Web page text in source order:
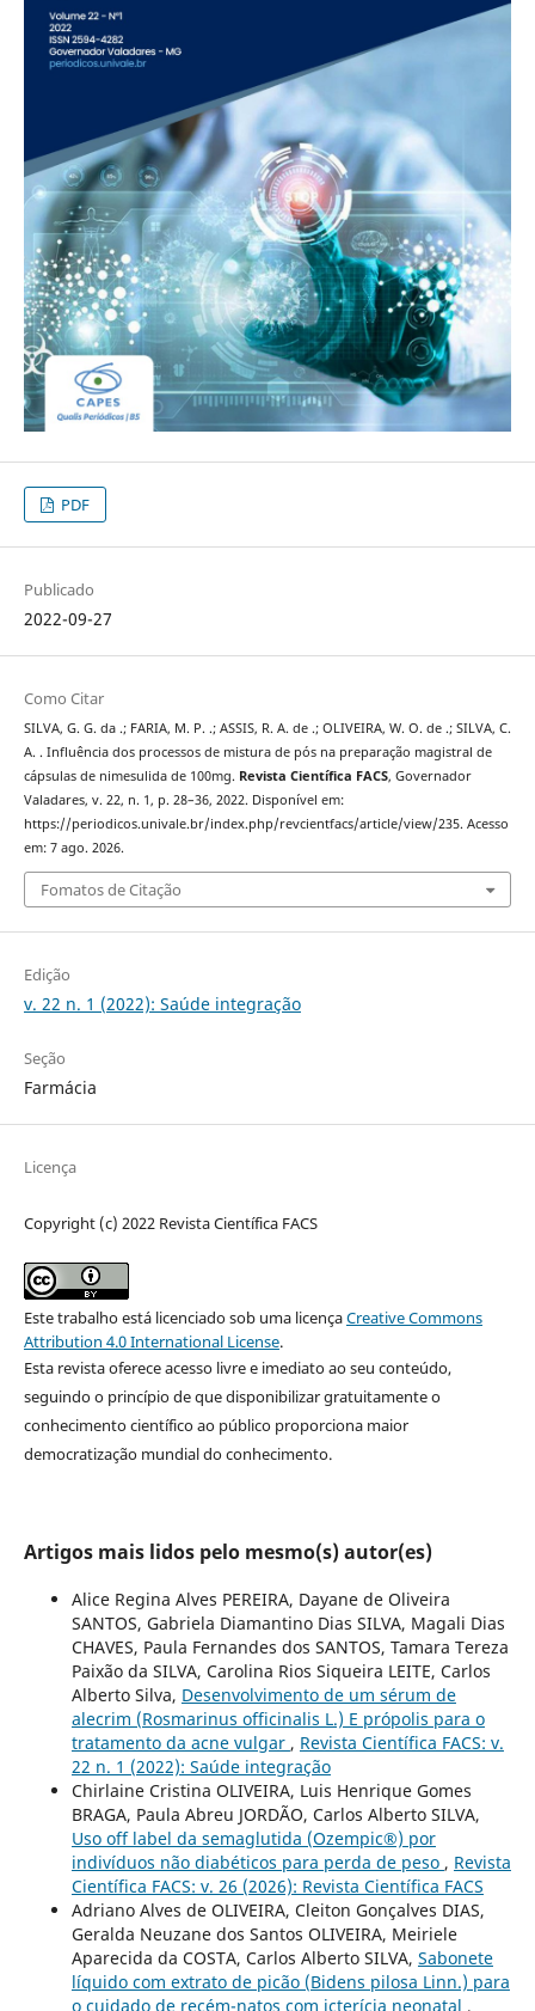
PDF
Publicado
2022-09-27
Como Citar
SILVA, G. G. da .; FARIA, M. P. .; ASSIS, R. A. de .; OLIVEIRA, W. O. de .; SILVA, C.
A. . Influência dos processos de mistura de pós na preparação magistral de
cápsulas de nimesulida de 100mg. Revista Científica FACS, Governador
Valadares, v. 22, n. 1, p. 28–36, 2022. Disponível em:
https://periodicos.univale.br/index.php/revcientfacs/article/view/235. Acesso
em: 7 ago. 2026.
Fomatos de Citação
Edição
v. 22 n. 1 (2022): Saúde integração
Seção
Farmácia
Licença
Copyright (c) 2022 Revista Científica FACS
Este trabalho está licenciado sob uma licençaCreative Commons
Attribution 4.0 International License.
Esta revista oferece acesso livre e imediato ao seu conteúdo,
seguindo o princípio de que disponibilizar gratuitamente o
conhecimento científico ao público proporciona maior
democratização mundial do conhecimento.
Artigos mais lidos pelo mesmo(s) autor(es)
Alice Regina Alves PEREIRA, Dayane de Oliveira
SANTOS, Gabriela Diamantino Dias SILVA, Magali Dias
CHAVES, Paula Fernandes dos SANTOS, Tamara Tereza
Paixão da SILVA, Carolina Rios Siqueira LEITE, Carlos
Alberto Silva, Desenvolvimento de um sérum de
alecrim (Rosmarinus officinalis L.) E própolis para o
tratamento da acne vulgar , Revista Científica FACS: v.
22 n. 1 (2022): Saúde integração
Chirlaine Cristina OLIVEIRA, Luis Henrique Gomes
BRAGA, Paula Abreu JORDÃO, Carlos Alberto SILVA,
Uso off label da semaglutida (Ozempic®) por
indivíduos não diabéticos para perda de peso , Revista
Científica FACS: v. 26 (2026): Revista Científica FACS
Adriano Alves de OLIVEIRA, Cleiton Gonçalves DIAS,
Geralda Neuzane dos Santos OLIVEIRA, Meiriele
Aparecida da COSTA, Carlos Alberto SILVA, Sabonete
líquido com extrato de picão (Bidens pilosa Linn.) para
o cuidado de recém-natos com icterícia neonatal ,